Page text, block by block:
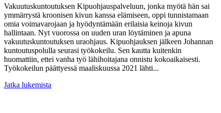
Vakuutuskuntoutuksen Kipuohjauspalveluun, jonka myötä hän sai
ymmärrystä kroonisen kivun kanssa elämiseen, oppi tunnistamaan
omia voimavarojaan ja hyödyntämään erilaisia keinoja kivun
hallintaan. Nyt vuorossa on uuden uran löytäminen ja apuna
vakuutuskuntoutuksen uraohjaus. Kipuohjauksen jälkeen Johannan
kuntoutuspolulla seurasi työkokeilu. Sen kautta kuitenkin
huomattiin, ettei vanha työ lähihoitajana onnistu kokoaikaisesti.
Työkokeilun päättyessä maaliskuussa 2021 lähti...
Jatka lukemista